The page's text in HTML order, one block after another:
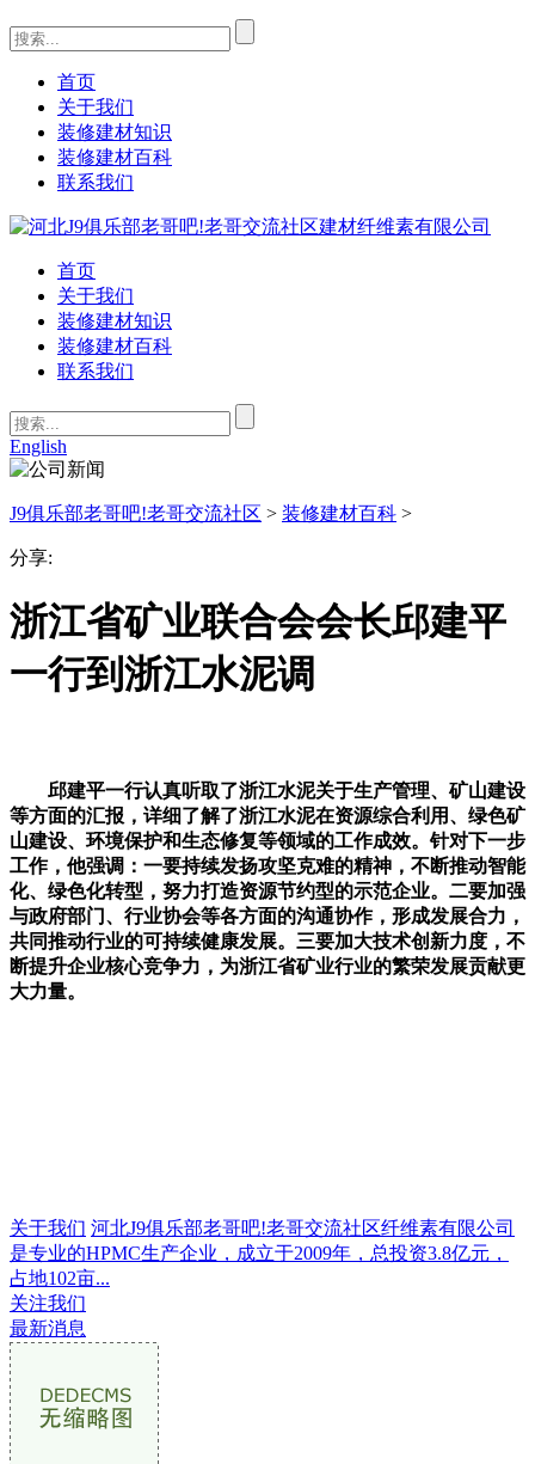
首页
关于我们
装修建材知识
装修建材百科
联系我们
首页
关于我们
装修建材知识
装修建材百科
联系我们
English
J9俱乐部老哥吧!老哥交流社区 > 装修建材百科 >
分享:
浙江省矿业联合会会长邱建平
一行到浙江水泥调
邱建平一行认真听取了浙江水泥关于生产管理、矿山建设
等方面的汇报，详细了解了浙江水泥在资源综合利用、绿色矿
山建设、环境保护和生态修复等领域的工作成效。针对下一步
工作，他强调：一要持续发扬攻坚克难的精神，不断推动智能
化、绿色化转型，努力打造资源节约型的示范企业。二要加强
与政府部门、行业协会等各方面的沟通协作，形成发展合力，
共同推动行业的可持续健康发展。三要加大技术创新力度，不
断提升企业核心竞争力，为浙江省矿业行业的繁荣发展贡献更
大力量。
关于我们 河北J9俱乐部老哥吧!老哥交流社区纤维素有限公司
是专业的HPMC生产企业，成立于2009年，总投资3.8亿元，
占地102亩...
关注我们
最新消息